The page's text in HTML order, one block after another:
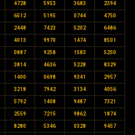
4728 5953 3683 2394
6512 5195 0744 4750
2448 7423 5202 6486
4013 9970 1474 8501
0887 9258 1583 5250
3814 4636 5228 8329
1400 0698 9341 2957
3218 7942 3134 4056
5792 1408 9487 7321
2559 7215 9862 1874
8280 5346 0328 9457